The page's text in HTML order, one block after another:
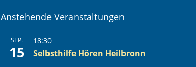
Anstehende Veranstaltungen
SEP.
15
18:30
Selbsthilfe Hören Heilbronn